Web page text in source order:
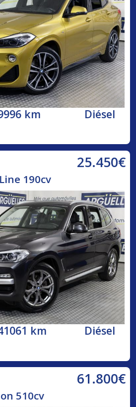
km Diésel
25.450€
190cv
km Diésel
61.800€
510cv